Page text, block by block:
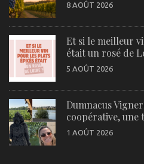
8 AOÛT 2026
Et si le meilleur
était un rosé de
5 AOÛT 2026
Dumnacus
coopérative, une
1 AOÛT 2026